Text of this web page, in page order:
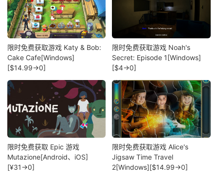
限时免费获取游戏 Katy & Bob:
Cake Cafe[Windows]
[$14.99→0]
限时免费获取游戏 Noah's
Secret: Episode 1[Windows]
[$4→0]
限时免费获取 Epic 游戏
Mutazione[Android、iOS]
[¥31→0]
限时免费获取游戏 Alice's
Jigsaw Time Travel
2[Windows][$14.99→0]